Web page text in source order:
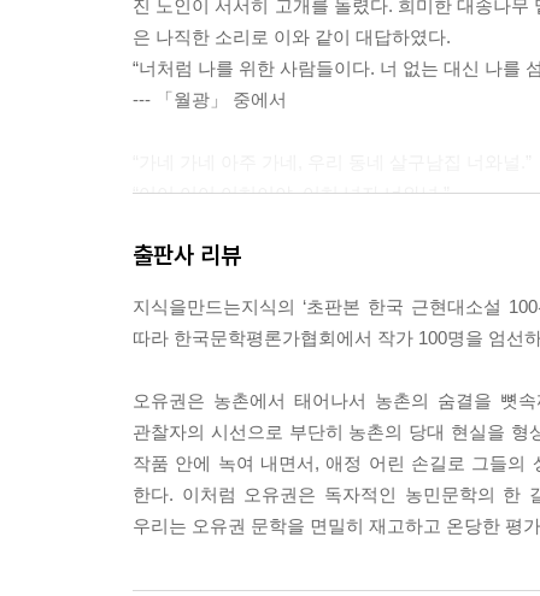
진 노인이 서서히 고개를 돌렸다. 희미한 대송나
은 나직한 소리로 이와 같이 대답하였다.
“너처럼 나를 위한 사람들이다. 너 없는 대신 나를
--- 「월광」 중에서
“어어 어어 어허이야, 어허 넘자 너와널.”
“어어 어어 어허이야. 어허 넘자 너와널”
이와 같은 상여 소리에 이어 난데없는 함성이,
“극빈자에게 구호미를 달라.”
상여꾼들이 어느덧 ‘데모’화하여 시체를 멘 채 이
어오는 봄바람에 날려 푸라카드가 명정인지 명정
--- 「가난한 형제」 중에서
“돈을 받고 술을 먹기는 먹어도 걱정이 태산 같네.
출판사 리뷰
지식을만드는지식의 ‘초판본 한국 근현대소설
따라 한국문학평론가협회에서 작가 100명을 엄선
오유권은 농촌에서 태어나서 농촌의 숨결을 뼛
관찰자의 시선으로 부단히 농촌의 당대 현실을
작품 안에 녹여 내면서, 애정 어린 손길로 그들의
한다. 이처럼 오유권은 독자적인 농민문학의 한
우리는 오유권 문학을 면밀히 재고하고 온당한 평